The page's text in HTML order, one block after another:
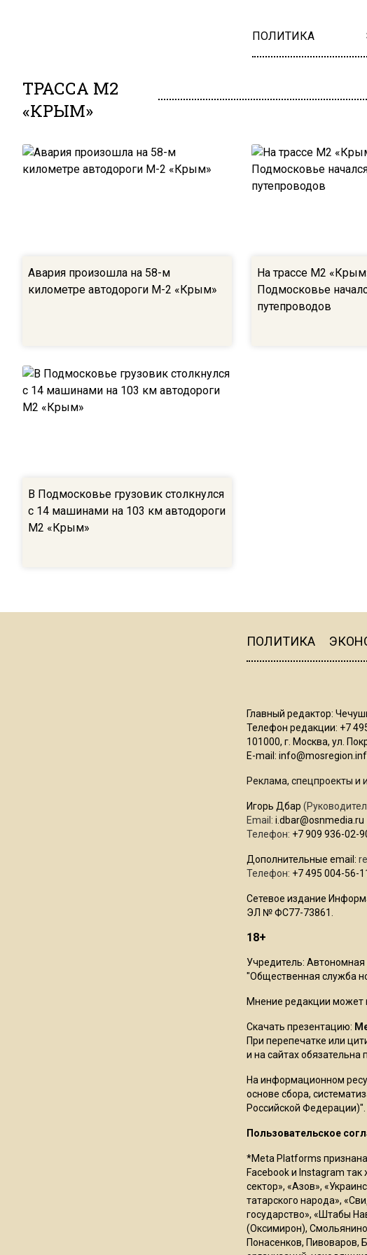
ПОЛИТИКА
ТРАССА М2
«КРЫМ»
Авария произошла на 58-м
километре автодороги М-2 «Крым»
На трассе М2
Подмосковье
путепроводов
В Подмосковье грузовик столкнулся
с 14 машинами на 103 км автодороги
М2 «Крым»
ПОЛИТИКА
Главный редактор:
Телефон редакции: +7
101000, г. Москва, ул.
E-mail:
Реклама, спецпроекты и
Игорь Дбар
Email: i.dbar@osnmedia.ru
Телефон: +7 909 936-02-
Дополнительные email:
Телефон: +7 495 004-56-
Сетевое издание
ЭЛ № ФС77-73861.
18+
Учредитель:
"Общественная служба
Мнение редакции может
Скачать презентацию:
При перепечатке или
и на сайтах обязательна
На информационном
основе сбора,
Российской Федерации)".
Пользовательское
*Meta Platforms
Facebook и Instagram
сектор», «Азов»,
татарского народа»,
государство», «Штабы
(Оксимирон),
Понасенков, Пивоваров,